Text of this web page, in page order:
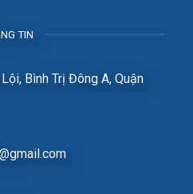
TIN
Bình Trị Đông A, Quận